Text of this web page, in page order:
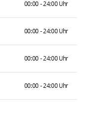
00:00 - 24:00 Uhr
00:00 - 24:00 Uhr
00:00 - 24:00 Uhr
00:00 - 24:00 Uhr